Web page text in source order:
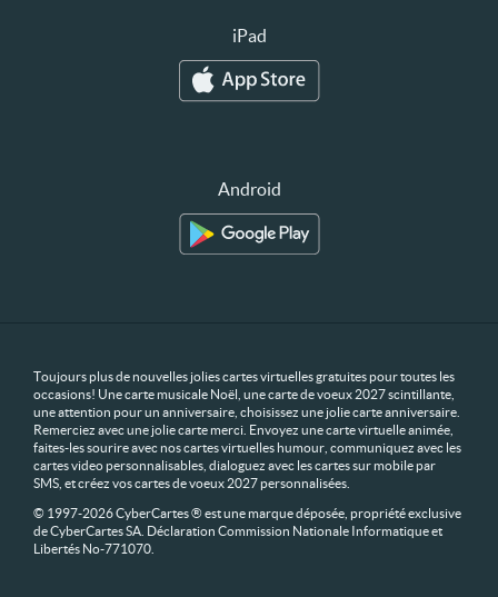
iPad
Android
Toujours plus de nouvelles jolies cartes virtuelles gratuites pour toutes les
occasions! Une carte musicale Noël, une carte de voeux 2027 scintillante,
une attention pour un anniversaire, choisissez une jolie carte anniversaire.
Remerciez avec une jolie carte merci. Envoyez une carte virtuelle animée,
faites-les sourire avec nos cartes virtuelles humour, communiquez avec les
cartes video personnalisables, dialoguez avec les cartes sur mobile par
SMS, et créez vos cartes de voeux 2027 personnalisées.
© 1997-2026 CyberCartes ® est une marque déposée, propriété exclusive
de CyberCartes SA. Déclaration Commission Nationale Informatique et
Libertés No-771070.